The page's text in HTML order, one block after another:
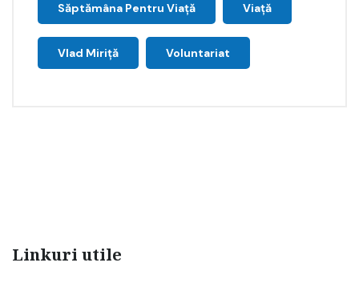
Săptămâna Pentru Viaţă Viață
Vlad Miriță Voluntariat
Linkuri utile